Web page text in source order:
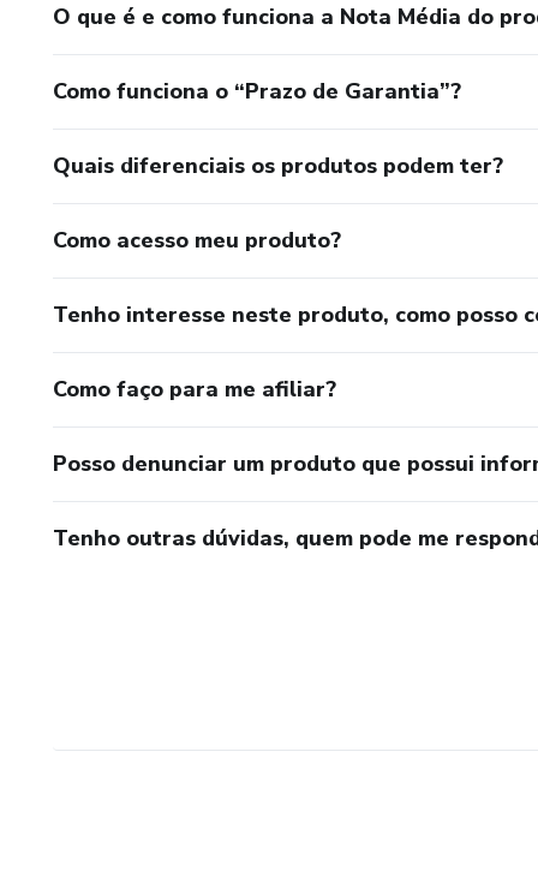
O que é e como funciona a Nota Média do
Como funciona o “Prazo de Garantia”?
Quais diferenciais os produtos podem ter?
Como acesso meu produto?
Tenho interesse neste produto, como posso
Como faço para me afiliar?
Posso denunciar um produto que possui
Tenho outras dúvidas, quem pode me